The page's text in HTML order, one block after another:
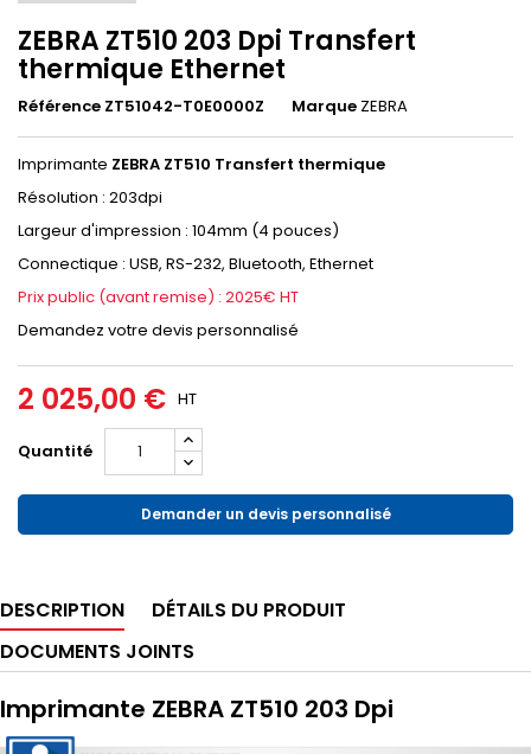
ZEBRA ZT510 203 Dpi Transfert
thermique Ethernet
Référence ZT51042-T0E0000Z Marque ZEBRA
Imprimante ZEBRA ZT510 Transfert thermique
Résolution : 203dpi
Largeur d'impression : 104mm (4 pouces)
Connectique : USB, RS-232, Bluetooth, Ethernet
Prix public (avant remise) : 2025€ HT
Demandez votre devis personnalisé
2 025,00 € HT
Quantité
Demander un devis personnalisé
DESCRIPTION
DÉTAILS DU PRODUIT
DOCUMENTS JOINTS
Imprimante ZEBRA ZT510 203 Dpi